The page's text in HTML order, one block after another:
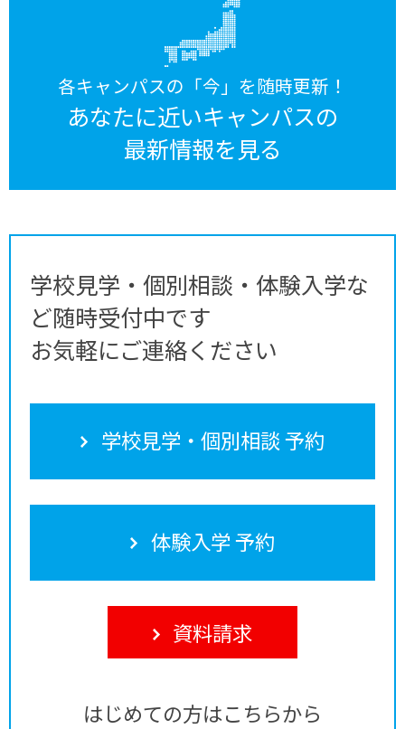
各キャンパスの「今」を随時更新！
あなたに近いキャンパスの
最新情報を見る
学校見学・個別相談・体験入学な
ど随時受付中です
お気軽にご連絡ください
学校見学・個別相談 予約
体験入学 予約
資料請求
はじめての方はこちらから